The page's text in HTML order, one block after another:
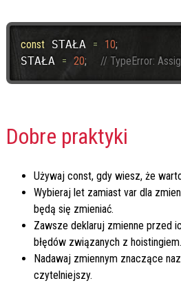
const STAŁA = 10;
STAŁA = 20; // TypeError:
Dobre praktyki
Używaj const, gdy wiesz, że
Wybieraj letzamiast vardla
będą się zmieniać.
Zawsze deklaruj zmienne przed
błędów związanych z hoistingiem.
Nadawaj zmiennym znaczące
czytelniejszy.